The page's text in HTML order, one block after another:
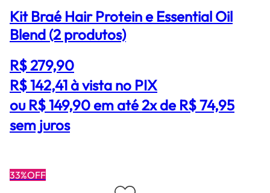
Kit Braé Hair Protein e Essential Oil
Blend (2 produtos)
R$ 279,90
R$ 142,41à vista no PIX
ou R$ 149,90 em até 2x de R$ 74,95
sem juros
33%OFF